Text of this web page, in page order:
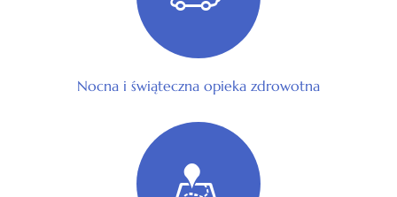
Nocna i świąteczna opieka zdrowotna